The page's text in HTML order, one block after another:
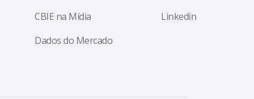
CBIE na Mídia
Dados do Mercado
Linkedin